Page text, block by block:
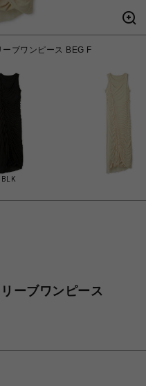
ブワンピース BEG F
BLK
ーブワンピース